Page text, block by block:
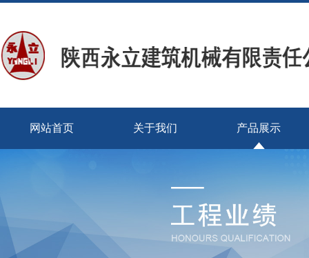
网站首页 关于我们 产品展示